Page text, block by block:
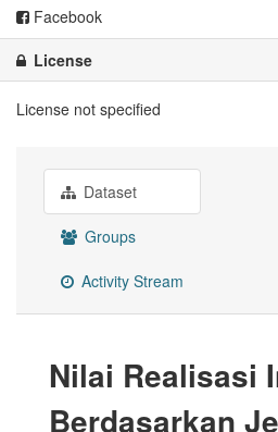
Facebook
License
License not specified
Dataset
Groups
Activity Stream
Nilai Realisasi
Berdasarkan